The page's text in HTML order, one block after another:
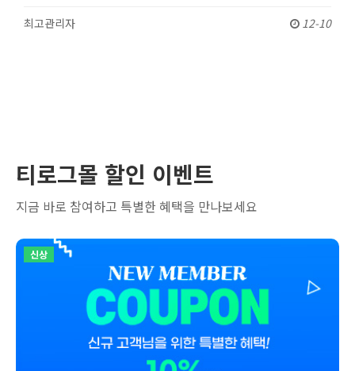
최고관리자 12-10
티로그몰 할인 이벤트
지금 바로 참여하고 특별한 혜택을 만나보세요
신상